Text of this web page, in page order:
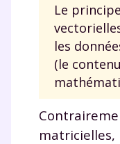
Le
les
(le
matricielles,